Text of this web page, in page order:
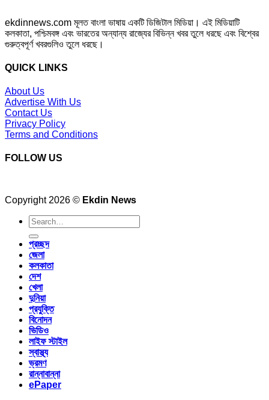
ekdinnews.com মূলত বাংলা ভাষায় একটি ডিজিটাল মিডিয়া। এই মিডিয়াটি
কলকাতা, পশ্চিমবঙ্গ এবং ভারতের অন্যান্য রাজ্যের বিভিন্ন খবর তুলে ধরছে এবং বিশ্বের
গুরুত্বপূর্ণ খবরগুলিও তুলে ধরছে।
QUICK LINKS
About Us
Advertise With Us
Contact Us
Privacy Policy
Terms and Conditions
FOLLOW US
Copyright 2026 © Ekdin News
প্রচ্ছদ
জেলা
কলকাতা
দেশ
খেলা
দুনিয়া
প্রযুক্তি
বিনোদন
ভিডিও
লাইফ স্টাইল
স্বাস্থ্য
ভ্রমণ
রান্নাবান্না
ePaper